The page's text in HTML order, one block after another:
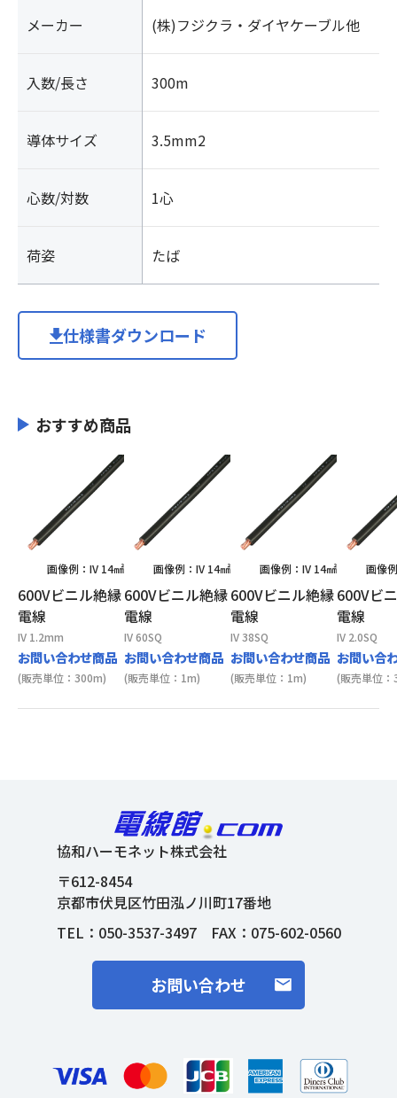
メーカー (株)フジクラ・ダイヤケーブル他
入数/長さ 300m
導体サイズ 3.5mm2
心数/対数 1心
荷姿 たば
仕様書ダウンロード
おすすめ商品
画像例：IV 14㎟
600Vビニル絶縁
電線
IV 1.2mm
お問い合わせ商品
(販売単位：300m)
画像例：IV 14㎟
600Vビニル絶縁
電線
IV 60SQ
お問い合わせ商品
(販売単位：1m)
画像例：IV 14㎟
600Vビニル絶縁
電線
IV 38SQ
お問い合わせ商品
(販売単位：1m)
画像
600Vビ
電線
IV 2.0SQ
お問い合
(販売単位
協和ハーモネット株式会社
〒612-8454
京都市伏見区竹田泓ノ川町17番地
TEL： 050-3537-3497FAX：075-602-0560
お問い合わせ